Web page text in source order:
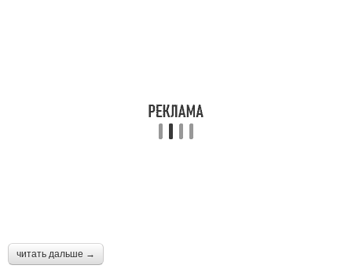
читать дальше →